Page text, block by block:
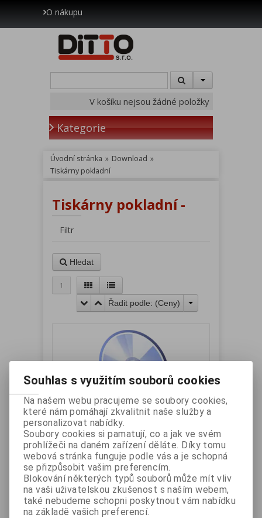
O nákupu
V košíku nejsou žádné položky
Kategorie
Úvodní stránka » Download »
Tiskárny pokladní
Tiskárny pokladní -
Filtr
Hledat
1
Řadit podle: (Ceny)
Tiskárna ET-TP806
Katalogové číslo:
DRIVER-ETTP806
Záruka (měsíců): 24
Dostupnost: skladem
Ovladače a Utility
Souhlas s využitím souborů cookies
Na našem webu pracujeme se soubory cookies,
které nám pomáhají zkvalitnit naše služby a
personalizovat nabídky.
Soubory cookies si pamatují, co a jak ve svém
prohlížeči na daném zařízení děláte. Díky tomu
webová stránka funguje podle vás a je schopná
se přizpůsobit vašim preferencím.
Blokování některých typů souborů může mít vliv
na vaši uživatelskou zkušenost s naším webem,
také nebudeme schopni poskytnout vám nabídku
na základě vašich preferencí.